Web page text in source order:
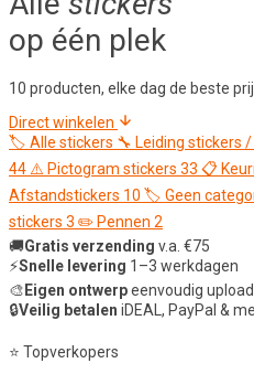
op één plek
10 producten, elke dag de beste
Direct winkelen
🏷️ Alle stickers 🔧 Leiding stickers
44 ⚠️ Pictogram stickers 33 📋
Afstandstickers 10 🏷️ Geen
stickers 3 ✏️ Pennen 2
🚚Gratis verzending v.a. €75
⚡Snelle levering 1–3 werkdagen
🎨 Eigen ontwerpeenvoudig
🔒Veilig betalen iDEAL, PayPal &
⭐ Topverkopers